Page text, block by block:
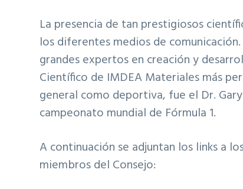
La presencia de tan prestigiosos
los diferentes medios de
grandes expertos en creación y
Científico de IMDEA Materiales más
general como deportiva, fue el Dr.
campeonato mundial de Fórmula 1.
A continuación se adjuntan los links a
miembros del Consejo: